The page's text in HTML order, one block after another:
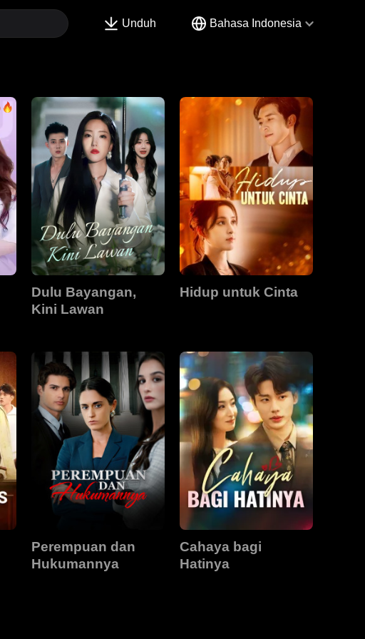
Unduh Bahasa Indonesia
Dulu Bayangan,
Kini Lawan
Hidup untuk Cinta
Perempuan dan
Hukumannya
Cahaya bagi
Hatinya